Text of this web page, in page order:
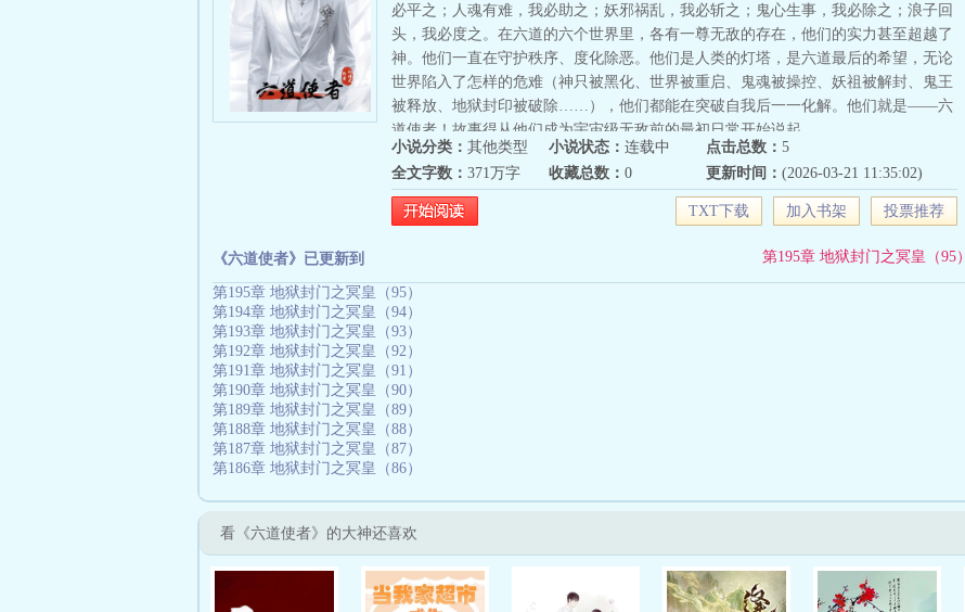
必平之；人魂有难，我必助之；妖邪祸乱，我必斩之；鬼心生事，我必除之；浪子回
头，我必度之。在六道的六个世界里，各有一尊无敌的存在，他们的实力甚至超越了
神。他们一直在守护秩序、度化除恶。他们是人类的灯塔，是六道最后的希望，无论
世界陷入了怎样的危难（神只被黑化、世界被重启、鬼魂被操控、妖祖被解封、鬼王
被释放、地狱封印被破除……），他们都能在突破自我后一一化解。他们就是——六
道使者！故事得从他们成为宇宙级无敌前的最初日常开始说起……
小说分类： 其他类型 小说状态： 连载中 点击总数： 5
全文字数： 371万字 收藏总数： 0 更新时间： (2026-03-21 11:35:02)
TXT下载 加入书架 投票推荐
《六道使者》已更新到 第195章 地狱封门之冥皇（95）
第195章 地狱封门之冥皇（95）
第194章 地狱封门之冥皇（94）
第193章 地狱封门之冥皇（93）
第192章 地狱封门之冥皇（92）
第191章 地狱封门之冥皇（91）
第190章 地狱封门之冥皇（90）
第189章 地狱封门之冥皇（89）
第188章 地狱封门之冥皇（88）
第187章 地狱封门之冥皇（87）
第186章 地狱封门之冥皇（86）
看《六道使者》的大神还喜欢